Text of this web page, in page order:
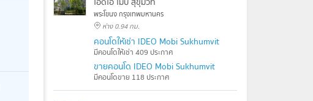
พระโขนง กรุงเทพมหานคร
ห่าง 0.94 กม.
คอนโดให้เช่า IDEO Mobi Sukhumvit
มีคอนโดให้เช่า 409 ประกาศ
ขายคอนโด IDEO Mobi Sukhumvit
มีคอนโดขาย 118 ประกาศ